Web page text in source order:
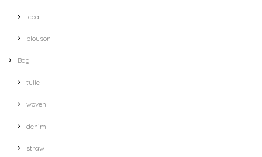
coat
blouson
Bag
tulle
woven
denim
straw